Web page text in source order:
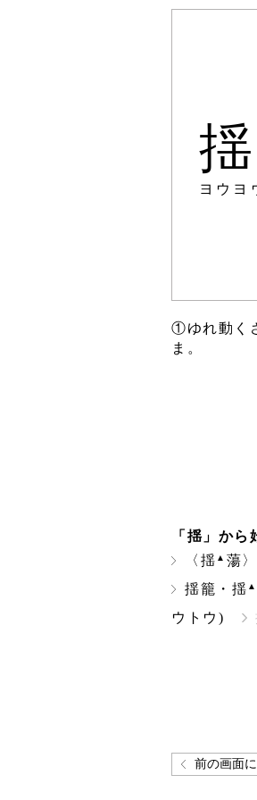
ヨウヨ
①ゆれ動く
ま。
「揺」から
〈揺 ▲ 蕩
揺籠・揺
ウトウ)
前の画面